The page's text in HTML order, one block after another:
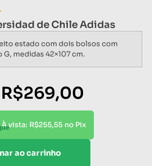
de Chile Adidas
estado com dois bolsos com
G, medidas 42×107 cm.
R$269,00
À vista: R$255,55 no Pix
ao carrinho